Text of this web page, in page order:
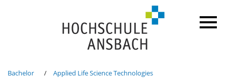
Bachelor Applied Life Science Technologies